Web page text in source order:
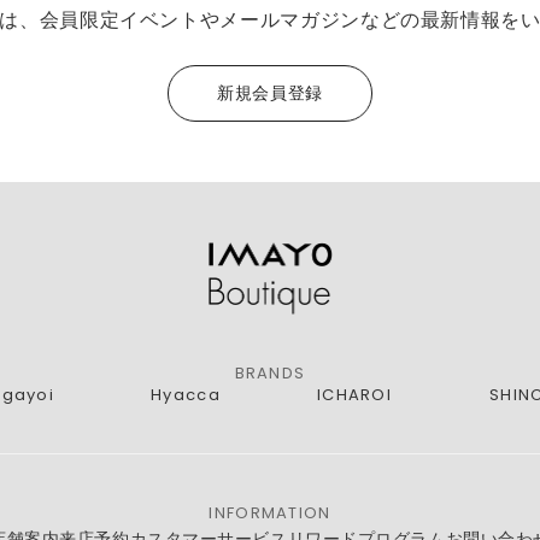
、会員限定イベントやメールマガジンなどの最新情報を
新規会員登録
BRANDS
Hyacca ICHAROI
INFORMATION